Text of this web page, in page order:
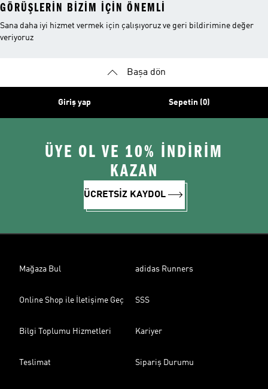
GÖRÜŞLERIN BIZIM IÇIN ÖNEMLI
Sana daha iyi hizmet vermek için çalışıyoruz ve geri bildirimine değer
veriyoruz
Başa dön
Giriş yap Sepetin (0)
ÜYE OL VE 10% İNDİRİM
KAZAN
ÜCRETSİZ KAYDOL
Mağaza Bul adidas Runners
Online Shop ile İletişime Geç SSS
Bilgi Toplumu Hizmetleri Kariyer
Teslimat Sipariş Durumu